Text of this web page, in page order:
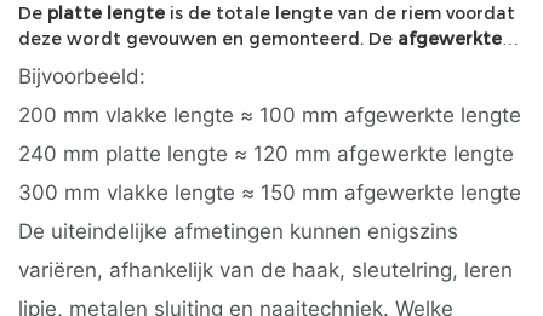
De platte lengte is de totale lengte van de riem voordat
deze wordt gevouwen en gemonteerd. De afgewerkte
lengte
is de geschatte bruikbare lengte nadat de riem is
gevouwen en aan de hardware is bevestigd.
Bijvoorbeeld:
200 mm vlakke lengte ≈ 100 mm afgewerkte lengte
240 mm platte lengte ≈ 120 mm afgewerkte lengte
300 mm vlakke lengte ≈ 150 mm afgewerkte lengte
De uiteindelijke afmetingen kunnen enigszins
variëren, afhankelijk van de haak, sleutelring, leren
lipje, metalen sluiting en naaitechniek. Welke